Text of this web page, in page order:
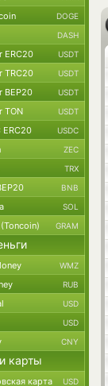
DOGE
DASH
ERC20 USDT
TRC20 USDT
BEP20 USDT
TON USDT
ERC20 USDC
ZEC
TRX
BNB
SOL
GRAM
WMZ
RUB
USD
USD
CNY
карты
карта USD